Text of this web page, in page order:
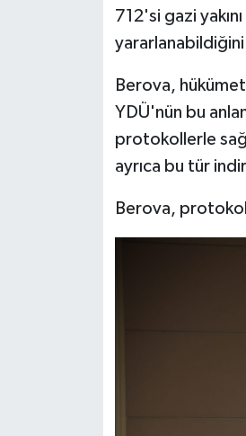
712'si gazi
yararlanabildiğini
Berova,
YDÜ'nün bu
protokollerle
ayrıca bu tür
Berova,